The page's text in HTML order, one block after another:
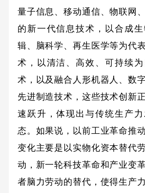
量子信息、移动通信、物联网
的新一代信息技术，以合成
辑、脑科学、再生医学等为代
术，以清洁、高效、可持续
术，以及融合人形机器人、数
先进制造技术，这些技术创新
速跃升，体现出与传统生产
态。如果说，以前工业革命推
变化主要是以实物化资本替代
动，新一轮科技革命和产业变
者脑力劳动的替代，使得生产